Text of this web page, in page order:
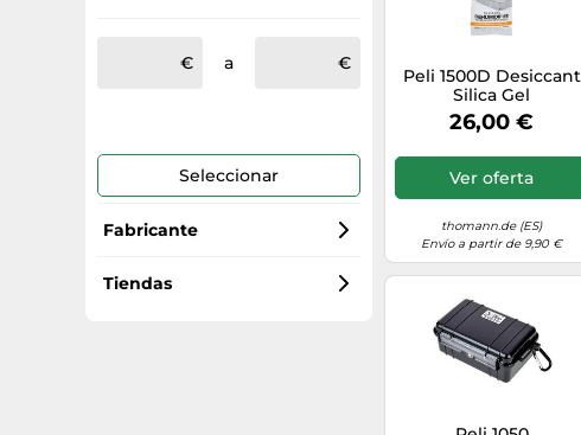
a
Seleccionar
Fabricante
Peli
Tiendas
Peli 1500D Desiccant
Silica Gel
26,00 €
Ver oferta
thomann.de (ES)
Envío a partir de 9,90 €